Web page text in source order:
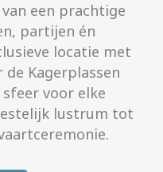
een prachtige
partijen én
locatie met
Kagerplassen
voor elke
lustrum tot